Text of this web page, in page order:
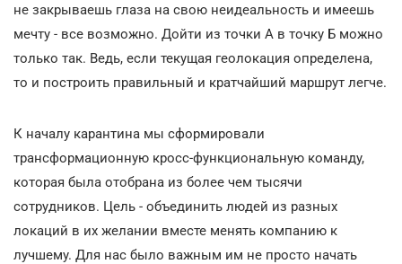
не закрываешь глаза на свою неидеальность и имеешь
мечту - все возможно. Дойти из точки А в точку Б можно
только так. Ведь, если текущая геолокация определена,
то и построить правильный и кратчайший маршрут легче.
К началу карантина мы сформировали
трансформационную кросс-функциональную команду,
которая была отобрана из более чем тысячи
сотрудников. Цель - объединить людей из разных
локаций в их желании вместе менять компанию к
лучшему. Для нас было важным им не просто начать